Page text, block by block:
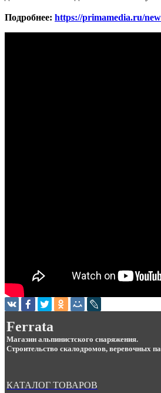
Подробнее: https://primamedia.ru/
Ferrata
Магазин альпинистского снаряжения.
Строительство скалодромов, веревочных
КАТАЛОГ ТОВАРОВ